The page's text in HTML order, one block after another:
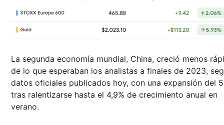
La segunda economía mundial, China, creció menos
de lo que esperaban los analistas a finales de 2023,
datos oficiales publicados hoy, con una expansión del
tras ralentizarse hasta el 4,9% de crecimiento anual en
verano.